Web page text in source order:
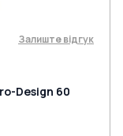
Залиште відгук
Design 60